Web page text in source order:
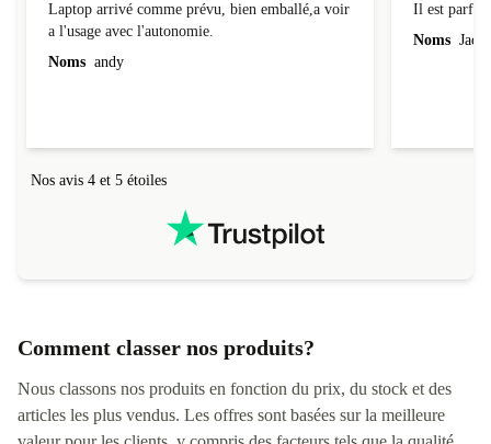
Laptop arrivé comme prévu, bien emballé,a voir
a l'usage avec l'autonomie.
Noms andy
Il est parfait
Noms
Nos avis 4 et 5 étoiles
Comment classer nos produits?
Nous classons nos produits en fonction du prix, du stock et des
articles les plus vendus. Les offres sont basées sur la meilleure